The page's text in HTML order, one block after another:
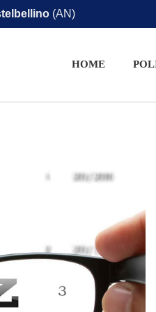
(AN)
HOME